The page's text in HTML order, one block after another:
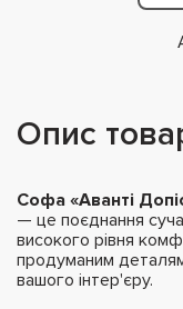
Опис
Софа «Аванті
— це поєднання
високого рівня
продуманим
вашого інтер'єру.